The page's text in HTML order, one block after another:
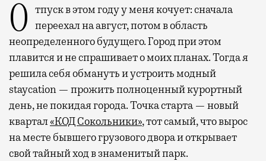
Отпуск в этом году у меня кочует: сначала переехал на август, потом в область
неопределенного будущего. Город при этом
плавится и не спрашивает о моих планах. Тогда я
решила себя обмануть и устроить модный
staycation — прожить полноценный курортный
день, не покидая города. Точка старта — новый
квартал«КОД Сокольники», тот самый, что вырос
на месте бывшего грузового двора и открывает
свой тайный ход в знаменитый парк.